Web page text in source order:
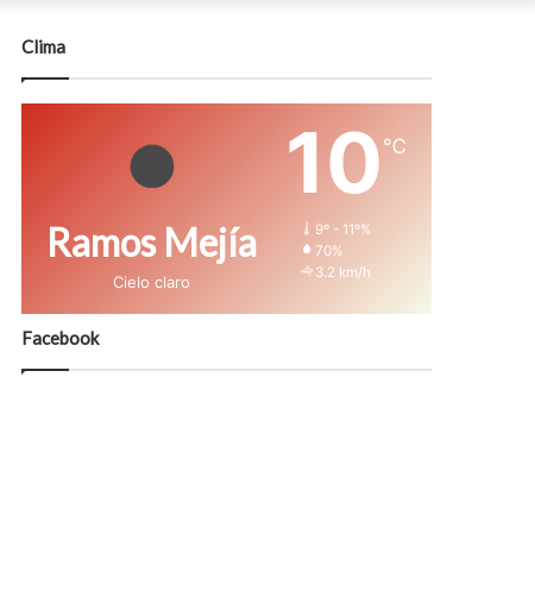
Clima
Ramos Mejía
Cielo claro
10 ℃
9º - 11º%
70%
3.2 km/h
Facebook